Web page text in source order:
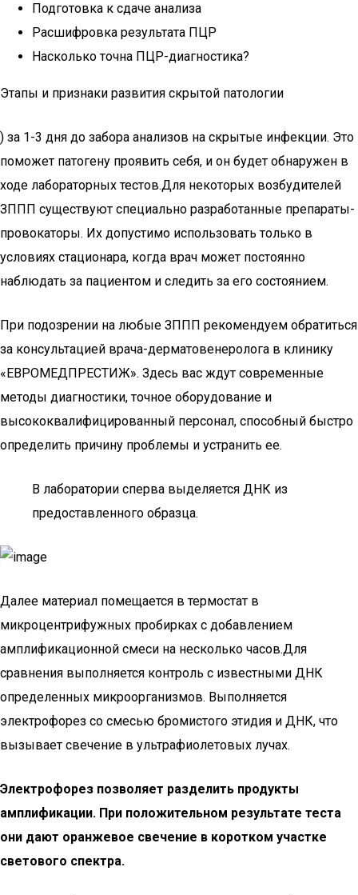
Подготовка к сдаче анализа
Расшифровка результата ПЦР
Насколько точна ПЦР-диагностика?
Этапы и признаки развития скрытой патологии
) за 1-3 дня до забора анализов на скрытые инфекции. Это
поможет патогену проявить себя, и он будет обнаружен в
ходе лабораторных тестов.Для некоторых возбудителей
ЗППП существуют специально разработанные препараты-
провокаторы. Их допустимо использовать только в
условиях стационара, когда врач может постоянно
наблюдать за пациентом и следить за его состоянием.
При подозрении на любые ЗППП рекомендуем обратиться
за консультацией врача-дерматовенеролога в клинику
«ЕВРОМЕДПРЕСТИЖ». Здесь вас ждут современные
методы диагностики, точное оборудование и
высококвалифицированный персонал, способный быстро
определить причину проблемы и устранить ее.
В лаборатории сперва выделяется ДНК из
предоставленного образца.
Далее материал помещается в термостат в
микроцентрифужных пробирках с добавлением
амплификационной смеси на несколько часов.Для
сравнения выполняется контроль с известными ДНК
определенных микроорганизмов. Выполняется
электрофорез со смесью бромистого этидия и ДНК, что
вызывает свечение в ультрафиолетовых лучах.
Электрофорез позволяет разделить продукты
амплификации. При положительном результате теста
они дают оранжевое свечение в коротком участке
светового спектра.